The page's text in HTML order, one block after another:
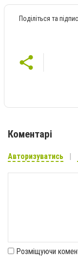
Поділіться та
Коментарі
Авторизуватись
Розміщуючи